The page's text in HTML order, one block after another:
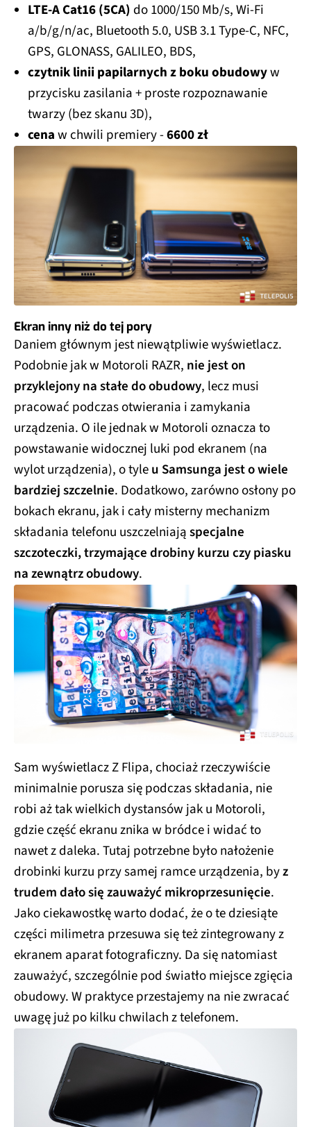
LTE-A Cat16 (5CA) do 1000/150 Mb/s, Wi-Fi
a/b/g/n/ac, Bluetooth 5.0, USB 3.1 Type-C, NFC,
GPS, GLONASS, GALILEO, BDS,
czytnik linii papilarnych z boku obudowyw
przycisku zasilania + proste rozpoznawanie
twarzy (bez skanu 3D),
cenaw chwili premiery -6600 zł
Ekran inny niż do tej pory
Daniem głównym jest niewątpliwie wyświetlacz.
Podobnie jak w Motoroli RAZR, nie jest on
przyklejony na stałe do obudowy, lecz musi
pracować podczas otwierania i zamykania
urządzenia. O ile jednak w Motoroli oznacza to
powstawanie widocznej luki pod ekranem (na
wylot urządzenia), o tyleu Samsunga jest o wiele
bardziej szczelnie. Dodatkowo, zarówno osłony po
bokach ekranu, jak i cały misterny mechanizm
składania telefonu uszczelniająspecjalne
szczoteczki, trzymające drobiny kurzu czy piasku
na zewnątrz obudowy.
Sam wyświetlacz Z Flipa, chociaż rzeczywiście
minimalnie porusza się podczas składania, nie
robi aż tak wielkich dystansów jak u Motoroli,
gdzie część ekranu znika w bródce i widać to
nawet z daleka. Tutaj potrzebne było nałożenie
drobinki kurzu przy samej ramce urządzenia, byz
trudem dało się zauważyć mikroprzesunięcie.
Jako ciekawostkę warto dodać, że o te dziesiąte
części milimetra przesuwa się też zintegrowany z
ekranem aparat fotograficzny. Da się natomiast
zauważyć, szczególnie pod światło miejsce zgięcia
obudowy. W praktyce przestajemy na nie zwracać
uwagę już po kilku chwilach z telefonem.